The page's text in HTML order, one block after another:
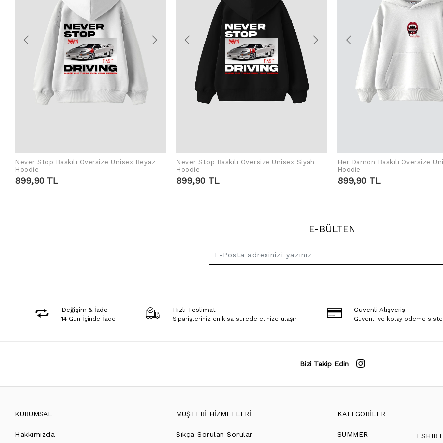
Never Stop Baskılı Oversize Unisex Beyaz
Hoodie
899,90 TL
Never Stop Baskılı Oversize Unisex Siyah
Hoodie
899,90 TL
Her Damon Baskılı Oversize
Hoodie
899,90 TL
E-BÜLTEN
Değişim & İade
14 Gün İçinde İade
Hızlı Teslimat
Siparişleriniz en kısa sürede elinize ulaşır.
Güvenli Alışveriş
Güvenli ve kolay ödeme
Bizi Takip Edin
KURUMSAL
Hakkımızda
MÜŞTERİ HİZMETLERİ
Sıkça Sorulan Sorular
KATEGORİLER
SUMMER TSHIRT